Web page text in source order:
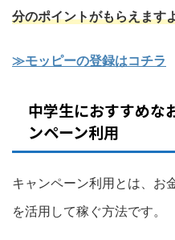
分のポイントがもらえます
≫モッピーの登録はコチラ
中学生におすすめ
ンペーン利用
キャンペーン利用とは、お
を活用して稼ぐ方法です。